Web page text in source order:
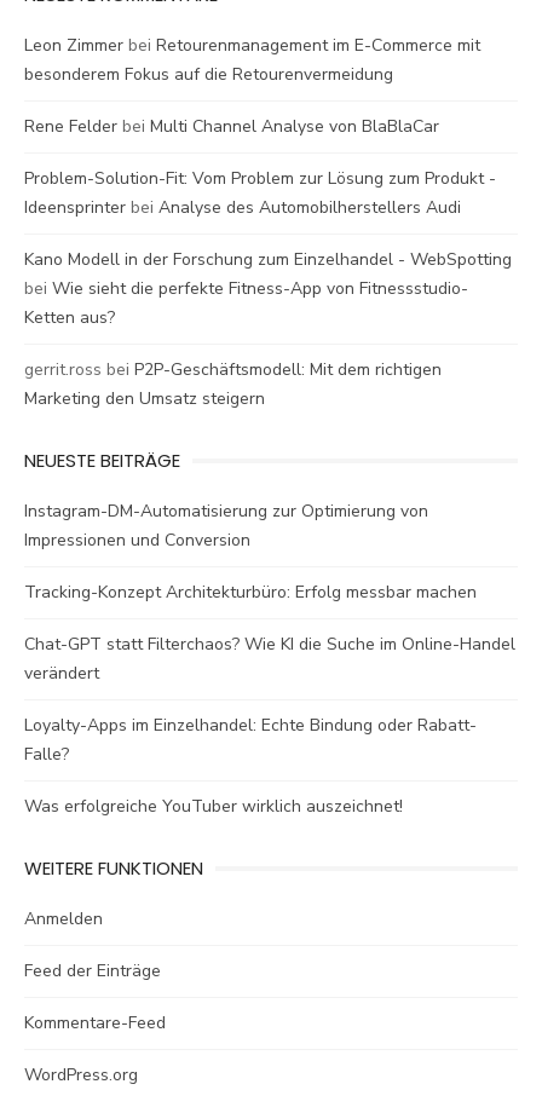
Leon Zimmer bei Retourenmanagement im E-Commerce mit
besonderem Fokus auf die Retourenvermeidung
Rene Felder bei Multi Channel Analyse von BlaBlaCar
Problem-Solution-Fit: Vom Problem zur Lösung zum Produkt -
Ideensprinter bei Analyse des Automobilherstellers Audi
Kano Modell in der Forschung zum Einzelhandel - WebSpotting
bei Wie sieht die perfekte Fitness-App von Fitnessstudio-
Ketten aus?
gerrit.ross bei P2P-Geschäftsmodell: Mit dem richtigen
Marketing den Umsatz steigern
NEUESTE BEITRÄGE
Instagram-DM-Automatisierung zur Optimierung von
Impressionen und Conversion
Tracking-Konzept Architekturbüro: Erfolg messbar machen
Chat-GPT statt Filterchaos? Wie KI die Suche im Online-Handel
verändert
Loyalty-Apps im Einzelhandel: Echte Bindung oder Rabatt-
Falle?
Was erfolgreiche YouTuber wirklich auszeichnet!
WEITERE FUNKTIONEN
Anmelden
Feed der Einträge
Kommentare-Feed
WordPress.org